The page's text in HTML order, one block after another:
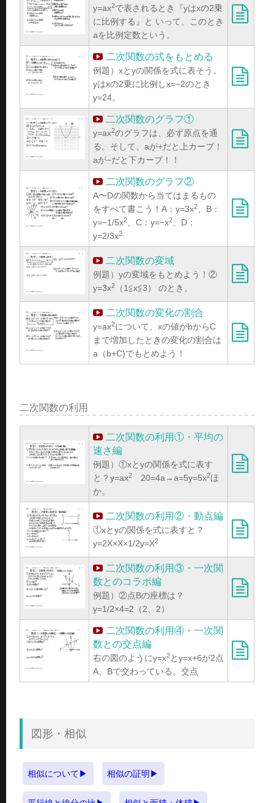
y=ax2で表されるとき『yはxの2乗
に比例する』と いって、このとき
aを比例定数という。
二次関数の式をもとめる
例題）xとyの関係を式に表そう。
yはxの2乗に比例しx=−2のとき
y=24。
二次関数のグラフ①
y=ax2のグラフは、必ず原点を通
る。そして、aが+だと上カーブ！
aが−だと下カーブ！！
二次関数のグラフ②
A〜Dの関数から当てはまるもの
をすべて書こう！A：y=3x2
、B：
y=−1/5x2 、C：y=−x2
、D：
y=2/3x2
二次関数の変域
例題）yの変域をもとめよう！②
y=3x2 （1≦x≦3） のとき。
二次関数の変化の割合
y=ax2について、xの値がbからC
まで増加したときの変化の割合は
a（b+C)でもとめよう！
二次関数の利用
二次関数の利用①・平均の
速さ編
例題）①xとyの関係を式に表す
と？y=ax2 20=4a→a=5y=5x2ほ
か。
二次関数の利用②・動点編
①xとyの関係を式に表すと？
y=2X×X×1/2y=X2
二次関数の利用③・一次関
数とのコラボ編
例題）②点Bの座標は？
y=1/2×4=2（2、2）
二次関数の利用④・一次関
数との交点編
右の図のようにy=x2とy=x+6が2点
A、Bで交わっている。交点
図形・相似
相似について 相似の証明